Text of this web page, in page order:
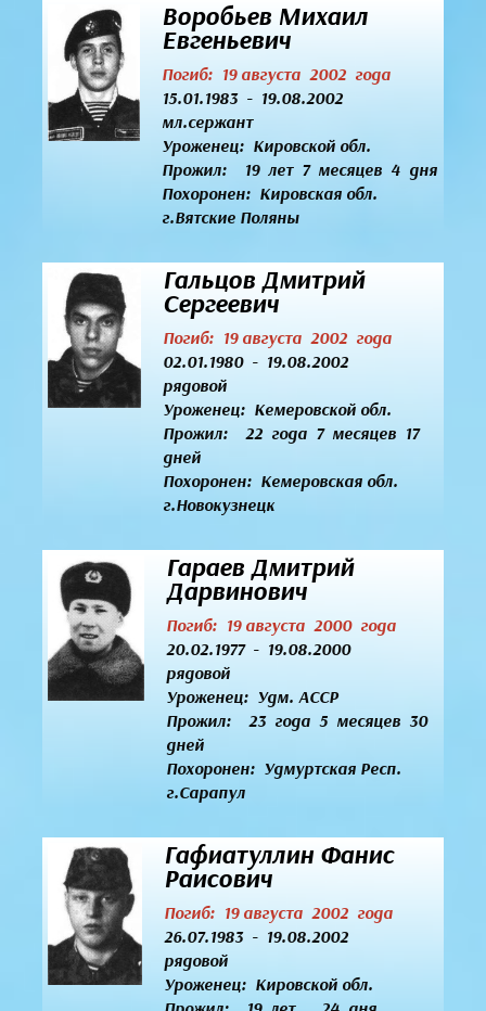
Воробьев Михаил
Евгеньевич
Погиб: 19 августа 2002 года
15.01.1983 - 19.08.2002
мл.сержант
Уроженец: Кировской обл.
Прожил: 19 лет 7 месяцев 4 дня
Похоронен: Кировская обл.
г.Вятские Поляны
Гальцов Дмитрий
Сергеевич
Погиб: 19 августа 2002 года
02.01.1980 - 19.08.2002
рядовой
Уроженец: Кемеровской обл.
Прожил: 22 года 7 месяцев 17
дней
Похоронен: Кемеровская обл.
г.Новокузнецк
Гараев Дмитрий
Дарвинович
Погиб: 19 августа 2000 года
20.02.1977 - 19.08.2000
рядовой
Уроженец: Удм. АССР
Прожил: 23 года 5 месяцев 30
дней
Похоронен: Удмуртская Респ.
г.Сарапул
Гафиатуллин Фанис
Раисович
Погиб: 19 августа 2002 года
26.07.1983 - 19.08.2002
рядовой
Уроженец: Кировской обл.